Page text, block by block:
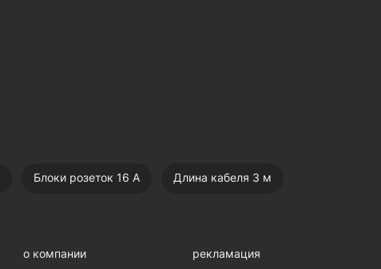
Блоки розеток 16 А Длина кабеля 3 м
о компании рекламация